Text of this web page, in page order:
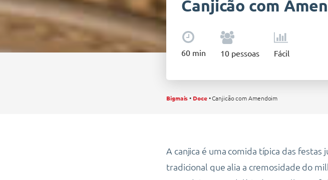
Canjicão com
60min 10 pessoas Fácil
Bigmais• Doce•Canjicão com Amendoim
A canjica é uma comida típica das
tradicional que alia a cremosidade do